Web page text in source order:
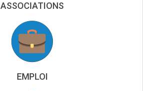
ASSOCIATIONS
EMPLOI